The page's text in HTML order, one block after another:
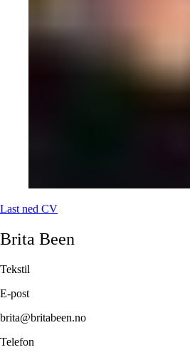
Last ned CV
Brita Been
Tekstil
E-post
brita@britabeen.no
Telefon